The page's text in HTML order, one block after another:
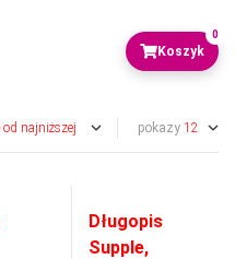
0
pokazy
Długopis
Supple,